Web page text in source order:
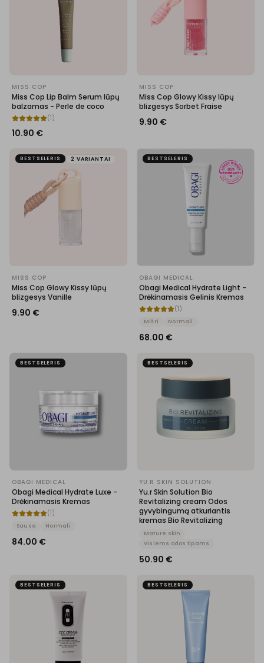
MISS COP
Miss Cop Lip Balm Serum lūpų
balzamas - Perle de coco
(1 )
10.90 €
MISS COP
Miss Cop Glowy Kissy lūpų
blizgesys Sorbet Fraise
9.90 €
BESTSELERIS 2 VARIANTAI
MISS COP
Miss Cop Glowy Kissy lūpų
blizgesys Vanille
9.90 €
BESTSELERIS
OBAGI MEDICAL
Obagi Medical Hydrate Light -
Drėkinamasis Gelinis Kremas
(1 )
Mišri Normali
68.00 €
BESTSELERIS
OBAGI MEDICAL
Obagi Medical Hydrate Luxe -
Drėkinamasis Kremas
(1 )
Sausa Normali
84.00 €
BESTSELERIS
YU.R SKIN SOLUTION
Yu.r Skin Solution Bio
Revitalizing cream Odos
gyvybingumą atkuriantis
kremas Bio Revitalizing
Mature skin
Visiems odos tipams
50.90 €
BESTSELERIS BESTSELERIS